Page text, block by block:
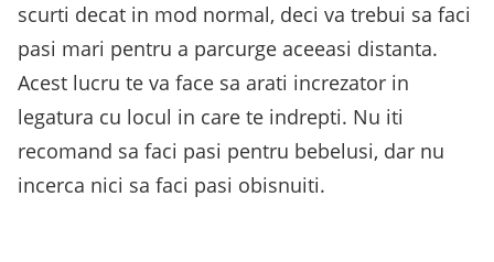
scurti decat in mod normal, deci va trebui sa faci
pasi mari pentru a parcurge aceeasi distanta.
Acest lucru te va face sa arati increzator in
legatura cu locul in care te indrepti. Nu iti
recomand sa faci pasi pentru bebelusi, dar nu
incerca nici sa faci pasi obisnuiti.